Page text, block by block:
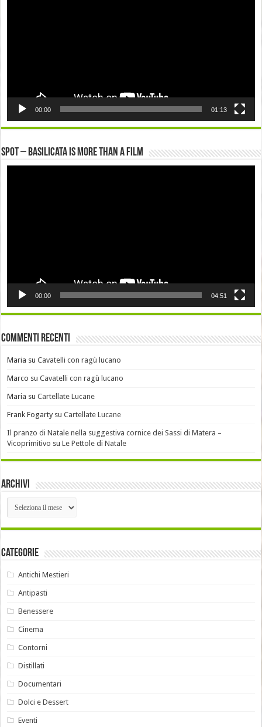
00:00 01:13
Spot – Basilicata is more than a Film
00:00 04:51
Commenti recenti
Maria suCavatelli con ragù lucano
Marco suCavatelli con ragù lucano
Maria suCartellate Lucane
Frank FogartysuCartellate Lucane
Il pranzo di Natale nella suggestiva cornice dei Sassi di Matera –
Vicoprimitivo suLe Pettole di Natale
Archivi
Archivi
Categorie
Antichi Mestieri
Antipasti
Benessere
Cinema
Contorni
Distillati
Documentari
Dolci e Dessert
Eventi